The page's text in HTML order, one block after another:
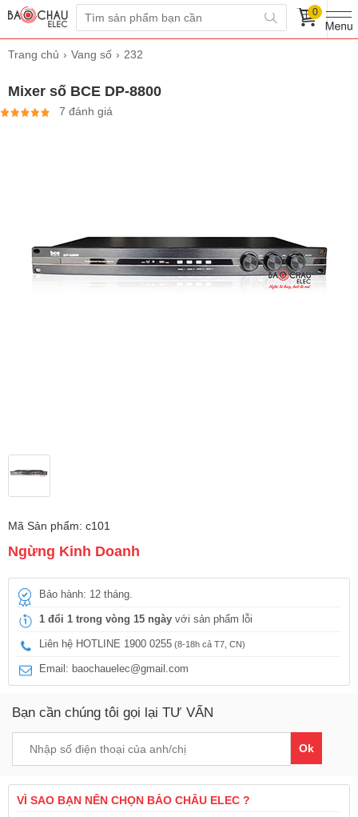
0
Trang chủ Vang số 232
Mixer số BCE DP-8800
7 đánh giá
Mã Sản phẩm: c101
Ngừng Kinh Doanh
Bảo hành: 12 tháng.
1 đổi 1 trong vòng 15 ngày với sản phẩm lỗi
Liên hệ HOTLINE 1900 0255 (8-18h cả T7, CN)
Email: baochauelec@gmail.com
Bạn cần chúng tôi gọi lại TƯ VẤN
Ok
VÌ SAO BẠN NÊN CHỌN BẢO CHÂU ELEC ?